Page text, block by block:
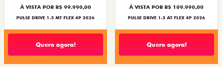
À VISTA POR R$ 99.990,00
PULSE DRIVE 1.3 MT FLEX 4P 2026
Quero agora!
À VISTA POR R$ 109.990,00
PULSE DRIVE 1.3 AT FLEX 4P 2026
Quero agora!